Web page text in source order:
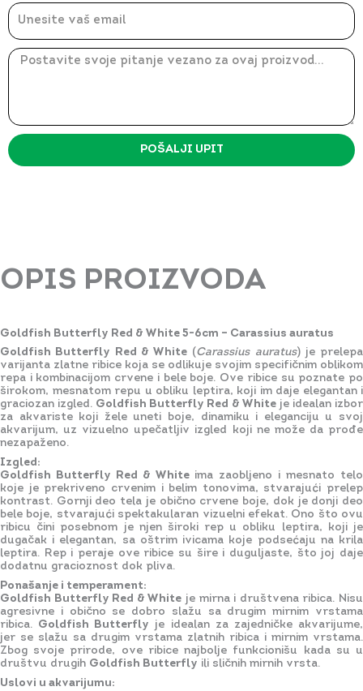
Email
Message
POŠALJI UPIT
OPIS PROIZVODA
Goldfish Butterfly Red & White 5-6cm – Carassius auratus
Goldfish Butterfly Red & White (Carassius auratus) je prelepa
varijanta zlatne ribice koja se odlikuje svojim specifičnim oblikom
repa i kombinacijom crvene i bele boje. Ove ribice su poznate po
širokom, mesnatom repu u obliku leptira, koji im daje elegantan i
graciozan izgled. Goldfish Butterfly Red & Whiteje idealan izbor
za akvariste koji žele uneti boje, dinamiku i eleganciju u svoj
akvarijum, uz vizuelno upečatljiv izgled koji ne može da prođe
nezapaženo.
Izgled:
Goldfish Butterfly Red & Whiteima zaobljeno i mesnato telo
koje je prekriveno crvenim i belim tonovima, stvarajući prelep
kontrast. Gornji deo tela je obično crvene boje, dok je donji deo
bele boje, stvarajući spektakularan vizuelni efekat. Ono što ovu
ribicu čini posebnom je njen široki rep u obliku leptira, koji je
dugačak i elegantan, sa oštrim ivicama koje podsećaju na krila
leptira. Rep i peraje ove ribice su šire i duguljaste, što joj daje
dodatnu gracioznost dok pliva.
Ponašanje i temperament:
Goldfish Butterfly Red & White je mirna i društvena ribica. Nisu
agresivne i obično se dobro slažu sa drugim mirnim vrstama
ribica. Goldfish Butterfly je idealan za zajedničke akvarijume,
jer se slažu sa drugim vrstama zlatnih ribica i mirnim vrstama.
Zbog svoje prirode, ove ribice najbolje funkcionišu kada su u
društvu drugih Goldfish Butterfly ili sličnih mirnih vrsta.
Uslovi u akvarijumu: